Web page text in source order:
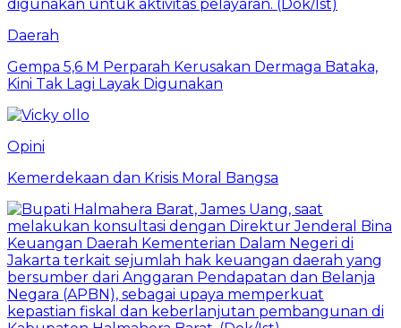
Daerah
Gempa 5,6 M Perparah Kerusakan Dermaga Bataka,
Kini Tak Lagi Layak Digunakan
Opini
Kemerdekaan dan Krisis Moral Bangsa